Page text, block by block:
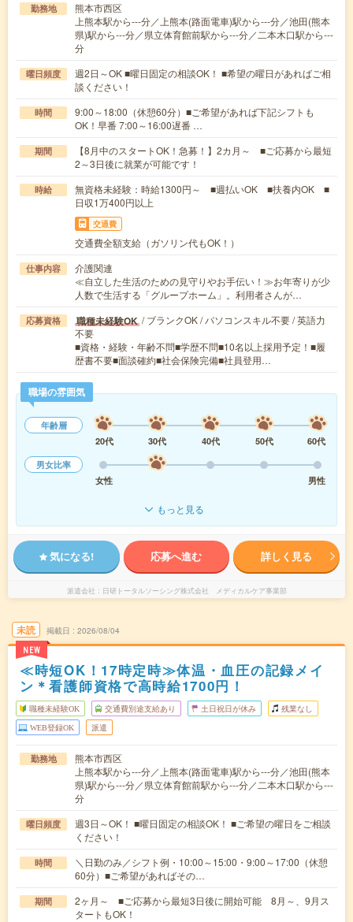
勤務地
熊本市西区
上熊本駅から---分／上熊本(路面電車)駅から---分／池田(熊本
県)駅から---分／県立体育館前駅から---分／二本木口駅から---
分
曜日頻度
週2日～OK ■曜日固定の相談OK！ ■希望の曜日があればご相
談ください！
時間
9:00～18:00（休憩60分）■ご希望があれば下記シフトも
OK！早番 7:00～16:00遅番 …
期間
【8月中のスタートOK！急募！】2カ月～ ■ご応募から最短
2～3日後に就業が可能です！
時給
無資格未経験：時給1300円～ ■週払いOK ■扶養内OK ■
日収1万400円以上
交通費
交通費全額支給（ガソリン代もOK！）
仕事内容
介護関連
≪自立した生活のための見守りやお手伝い！≫お年寄りが少
人数で生活する「グループホーム」。利用者さんが…
応募資格 職種未経験OK / ブランクOK / パソコンスキル不要 / 英語力
不要
■資格・経験・年齢不問■学歴不問■10名以上採用予定！■履
歴書不要■面談確約■社会保険完備■社員登用…
職場の雰囲気
年齢層
20代
30代 40代 50代
60代
男女比率
女性
男性
もっと見る
気になる! 応募へ進む 詳しく見る
派遣会社 日研トータルソーシング株式会社 メディカルケア事業部
未読
NEW
掲載日 2026/08/04
≪時短OK！17時定時≫体温・血圧の記録メイ
ン＊看護師資格で高時給1700円！
職種未経験OK 交通費別途支給あり 土日祝日が休み 残業なし
WEB登録OK 派遣
勤務地
熊本市西区
上熊本駅から---分／上熊本(路面電車)駅から---分／池田(熊本
県)駅から---分／県立体育館前駅から---分／二本木口駅から---
分
曜日頻度
週3日～OK！ ■曜日固定の相談OK！ ■ご希望の曜日をご相談
ください！
時間
＼日勤のみ／シフト例・10:00～15:00・9:00～17:00（休憩
60分）■ご希望があればその…
期間
2ヶ月～ ■ご応募から最短3日後に開始可能 8月～、9月ス
タートもOK！